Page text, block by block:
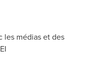
les médias et des